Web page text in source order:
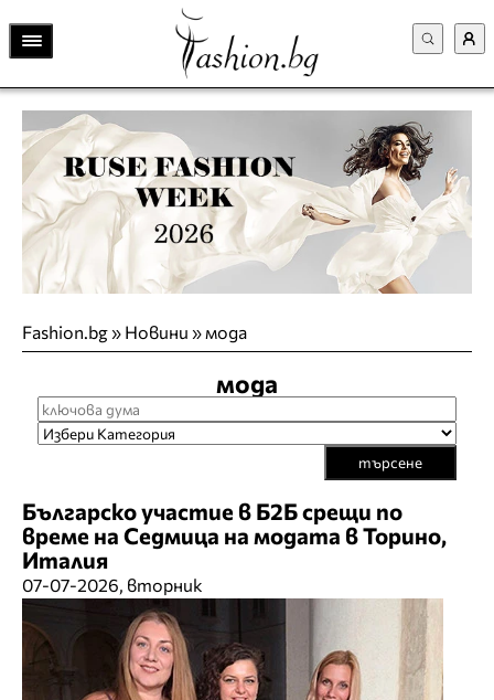
Fashion.bg» Новини » мода
мода
търсене
Българско участие в Б2Б срещи по
време на Седмица на модата в Торино,
Италия
07-07-2026, вторник